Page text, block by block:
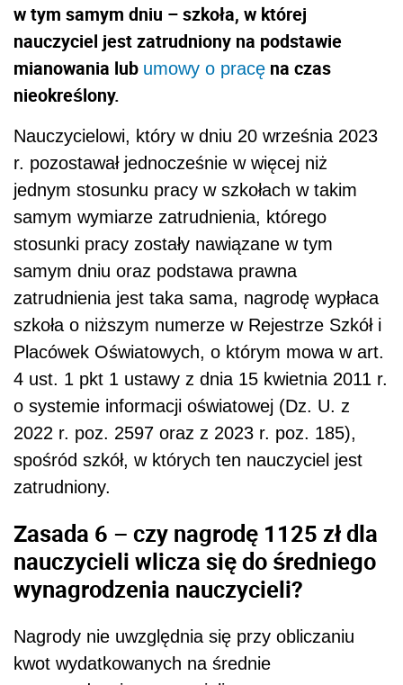
w tym samym dniu – szkoła, w której
nauczyciel jest zatrudniony na podstawie
mianowania lub umowy o pracę na czas
nieokreślony.
Nauczycielowi, który w dniu 20 września 2023
r. pozostawał jednocześnie w więcej niż
jednym stosunku pracy w szkołach w takim
samym wymiarze zatrudnienia, którego
stosunki pracy zostały nawiązane w tym
samym dniu oraz podstawa prawna
zatrudnienia jest taka sama, nagrodę wypłaca
szkoła o niższym numerze w Rejestrze Szkół i
Placówek Oświatowych, o którym mowa w art.
4 ust. 1 pkt 1 ustawy z dnia 15 kwietnia 2011 r.
o systemie informacji oświatowej (Dz. U. z
2022 r. poz. 2597 oraz z 2023 r. poz. 185),
spośród szkół, w których ten nauczyciel jest
zatrudniony.
Zasada 6 – czy nagrodę 1125 zł dla
nauczycieli wlicza się do średniego
wynagrodzenia nauczycieli?
Nagrody nie uwzględnia się przy obliczaniu
kwot wydatkowanych na średnie